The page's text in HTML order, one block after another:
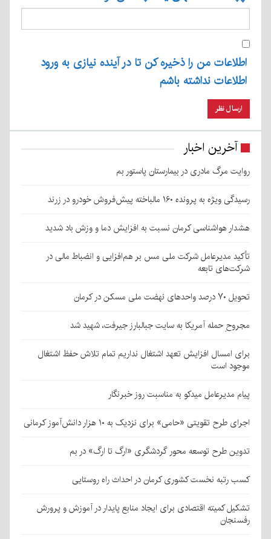
من را ذخیره کن تا در آینده نیازی به ورود
نداشته باشم
اخبار
مرگ مادری در بیمارستان پاستور بم
پرونده ۱۶۰ مالباخته پیش‌فروش خودرو در زرند
هواشناسی کرمان نسبت به افزایش دما و وزش باد شدید
مدیرعامل شرکت ملی مس بر هم‌افزایی و انضباط مالی در
تابعه
حمله آمریکا به سایت جبالبارز جیرفت، شهید شد
امسال افزایش تعهد اشتغال نداریم تمام تلاش حفظ اشتغال
است
مدیرعامل میدکو به مناسبت روز خبرنگار
تقویتی «حامی» برای نزدیک به ۱۰ هزار دانش‌آموز کرمانی
طرح توسعه محور گردشگری «ارگ تا ارگ» در بم
نخست کشوری کرمان در احداث راه روستایی
کمیته اقتصادی برای ایجاد منابع پایدار در آموزش و پرورش